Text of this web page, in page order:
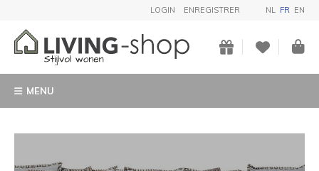
LOGIN ENREGISTRER NL FR EN
MENU